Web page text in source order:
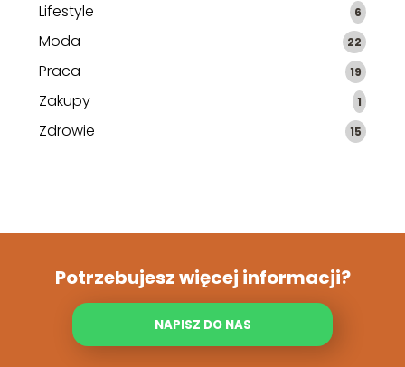
Lifestyle 6
Moda 22
Praca 19
Zakupy 1
Zdrowie 15
Potrzebujesz więcej informacji?
NAPISZ DO NAS